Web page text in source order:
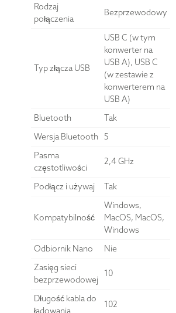
Rodzaj
połączenia
Bezprzewodowy
Typ złącza USB
USB C (w tym
konwerter na
USB A), USB C
(w zestawie z
konwerterem na
USB A)
Bluetooth
Tak
Wersja Bluetooth
5
Pasma
częstotliwości
2,4 GHz
Podłącz i używaj Tak
Kompatybilność
Windows,
MacOS, MacOS,
Windows
Odbiornik Nano
Nie
Zasięg sieci
bezprzewodowej
10
Długość kabla do
ładowania
102